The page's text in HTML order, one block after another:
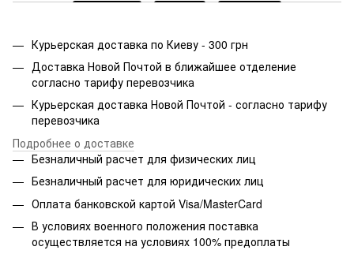
Курьерская доставка по Киеву - 300 грн
Доставка Новой Почтой в ближайшее отделение
согласно тарифу перевозчика
Курьерская доставка Новой Почтой - согласно тарифу
перевозчика
Подробнее о доставке
Безналичный расчет для физических лиц
Безналичный расчет для юридических лиц
Оплата банковской картой Visa/MasterCard
В условиях военного положения поставка
осуществляется на условиях 100% предоплаты